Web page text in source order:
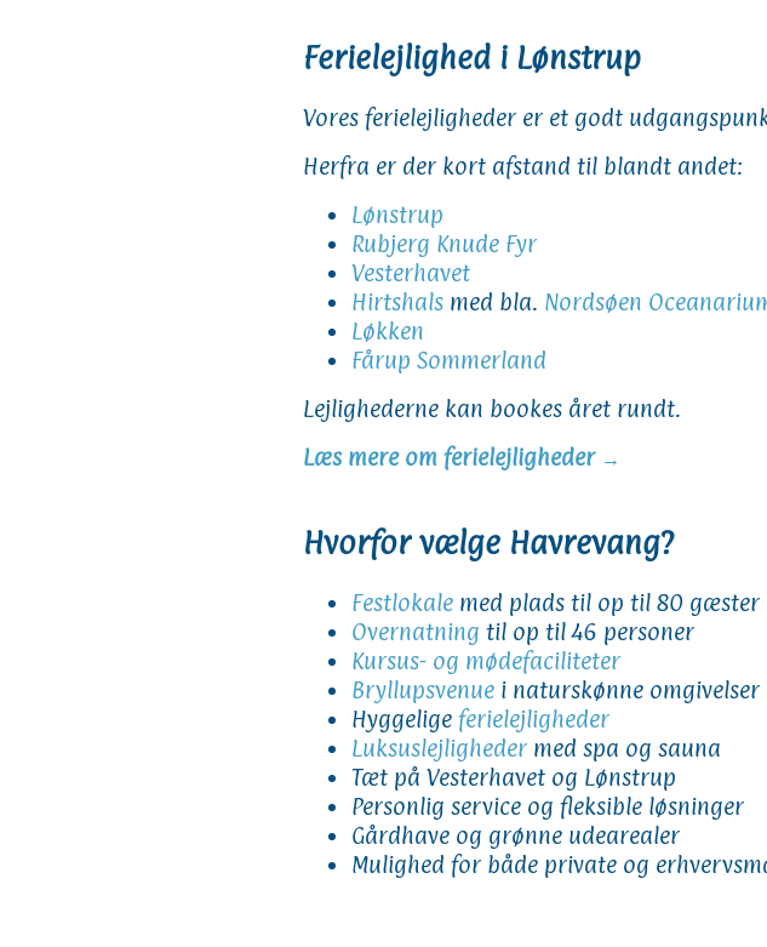
Ferielejlighed i Lønstrup
Vores ferielejligheder er et godt
Herfra er der kort afstand til blandt andet:
Lønstrup
Rubjerg Knude Fyr
Vesterhavet
Hirtshalsmed bla. Nordsøen
Løkken
Fårup Sommerland
Lejlighederne kan bookes året rundt.
Læs mere om ferielejligheder →
Hvorfor vælge Havrevang?
Festlokalemed plads til op til 80 gæster
Overnatning til op til 46 personer
Kursus- og mødefaciliteter
Bryllupsvenuei naturskønne omgivelser
Hyggelige ferielejligheder
Luksuslejlighedermed spa og sauna
Tæt på Vesterhavet og Lønstrup
Personlig service og fleksible løsninger
Gårdhave og grønne udearealer
Mulighed for både private og